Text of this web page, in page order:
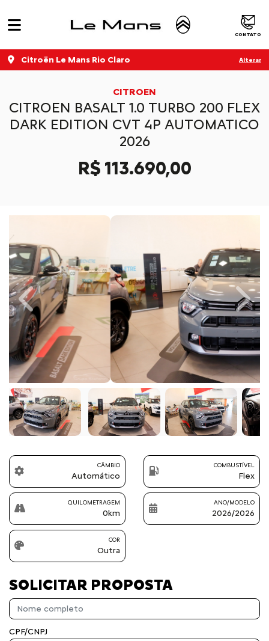
CONTATO
Citroën Le Mans Rio Claro Alterar
CITROEN
CITROEN BASALT 1.0 TURBO 200 FLEX
DARK EDITION CVT 4P AUTOMATICO
2026
R$ 113.690,00
Previous Next
CÂMBIO
Automático
COMBUSTÍVEL
Flex
QUILOMETRAGEM
0km
ANO/MODELO
2026/2026
COR
Outra
SOLICITAR PROPOSTA
CPF/CNPJ